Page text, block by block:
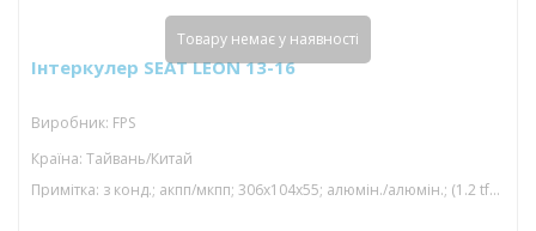
Інтеркулер SEAT LEON 13-16
Виробник: FPS
Країна: Тайвань/Китай
Примітка: з конд.; акпп/мкпп; 306x104x55; алюмін./алюмін.; (1.2 tfsi/1.4 tfsi/1.4 tsi/1.2 tsi)
Товару немає у наявності